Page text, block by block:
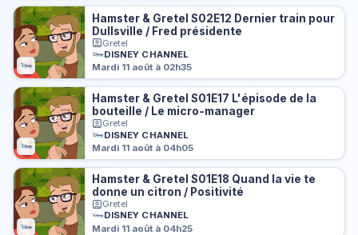
Hamster & Gretel S02E12 Dernier train pour
Dullsville / Fred présidente
Gretel
DISNEY CHANNEL
Mardi 11 août à 02h35
Hamster & Gretel S01E17 L'épisode de la
bouteille / Le micro-manager
Gretel
DISNEY CHANNEL
Mardi 11 août à 04h05
Hamster & Gretel S01E18 Quand la vie te
donne un citron / Positivité
Gretel
DISNEY CHANNEL
Mardi 11 août à 04h25